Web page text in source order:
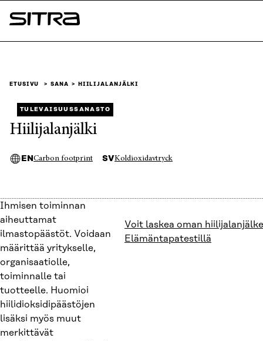
Siirry
suoraan
Sitra
ETUSIVU SANA HIILIJALANJÄLKI
TULEVAISUUSSANASTO
Hiilijalanjälki
EN Carbon footprint SVKoldioxidavtryck
Ihmisen toiminnan
aiheuttamat
ilmastopäästöt. Voidaan
määrittää yritykselle,
organisaatiolle,
toiminnalle tai
tuotteelle. Huomioi
hiilidioksidipäästöjen
lisäksi myös muut
merkittävät
Voit laskea oman
Elämäntapatestillä